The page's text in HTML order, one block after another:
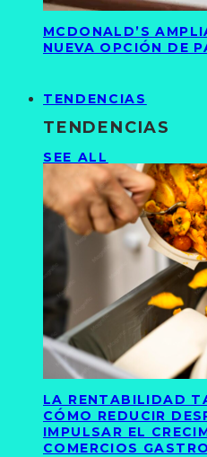
MCDONALD’S
NUEVA OPCIÓN DE
TENDENCIAS
TENDENCIAS
SEE ALL
LA RENTABILIDAD
CÓMO REDUCIR
IMPULSAR EL
COMERCIOS